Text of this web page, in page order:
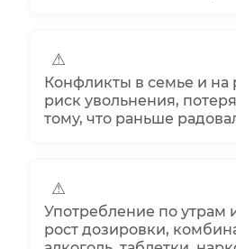
⚠
Конфликты в семье и на
риск увольнения,
тому, что раньше
⚠
Употребление по утрам
рост дозировки,